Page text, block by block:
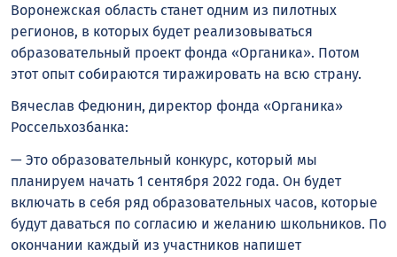
Воронежская область станет одним из пилотных
регионов, в которых будет реализовываться
образовательный проект фонда «Органика». Потом
этот опыт собираются тиражировать на всю страну.
Вячеслав Федюнин, директор фонда «Органика»
Россельхозбанка:
— Это образовательный конкурс, который мы
планируем начать 1 сентября 2022 года. Он будет
включать в себя ряд образовательных часов, которые
будут даваться по согласию и желанию школьников. По
окончании каждый из участников напишет